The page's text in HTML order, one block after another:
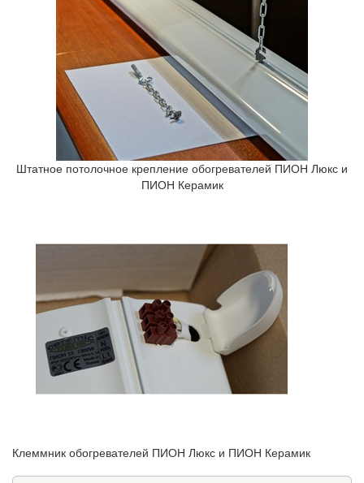
Штатное потолочное крепление обогревателей ПИОН Люкс и
ПИОН Керамик
Клеммник обогревателей ПИОН Люкс и ПИОН Керамик